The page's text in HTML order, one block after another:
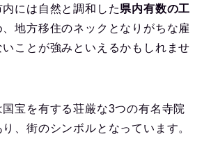
には自然と調和した県内有数の工
地方移住のネックとなりがちな雇
ことが強みといえるかもしれませ
国宝を有する荘厳な3つの有名寺院
り、街のシンボルとなっています。